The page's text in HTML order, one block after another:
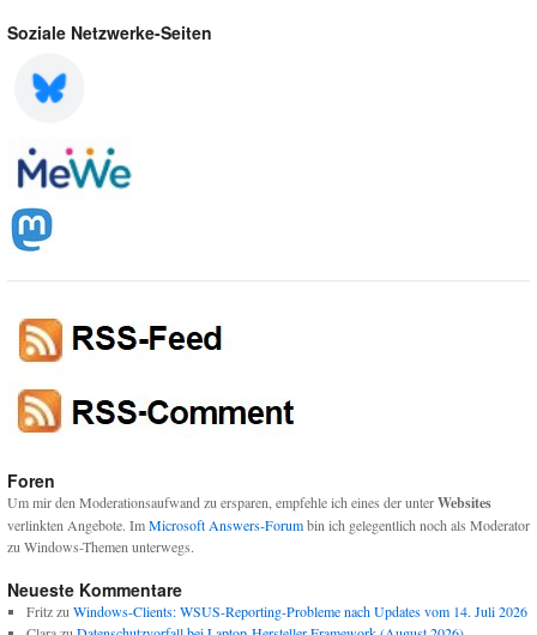
Soziale Netzwerke-Seiten
Foren
Um mir den Moderationsaufwand zu ersparen, empfehle ich eines der unterWebsites
verlinkten Angebote. ImMicrosoft Answers-Forumbin ich gelegentlich noch als Moderator
zu Windows-Themen unterwegs.
Neueste Kommentare
Fritzzu Windows-Clients: WSUS-Reporting-Probleme nach Updates vom 14. Juli 2026